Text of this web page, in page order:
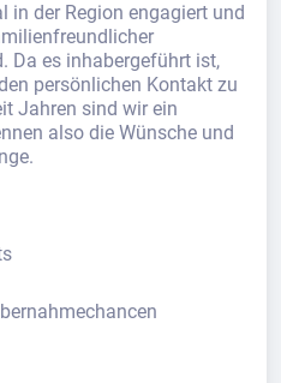
in der Region engagiert und
Da es inhabergeführt ist,
persönlichen Kontakt zu
Jahren sind wir ein
also die Wünsche und